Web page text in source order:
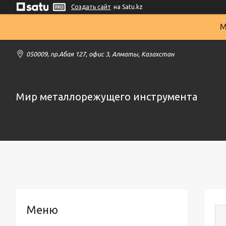
Создать сайт на Satu.kz
050009, пр.Абая 127, офис 3, Алматы, Казахстан
Мир металлорежущего инструмента